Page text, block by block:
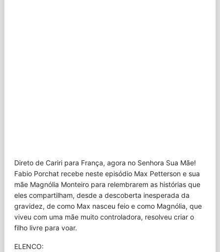
Direto de Cariri para França, agora no Senhora Sua Mãe!
Fabio Porchat recebe neste episódio Max Petterson e sua
mãe Magnólia Monteiro para relembrarem as histórias que
eles compartilham, desde a descoberta inesperada da
gravidez, de como Max nasceu feio e como Magnólia, que
viveu com uma mãe muito controladora, resolveu criar o
filho livre para voar.
ELENCO: